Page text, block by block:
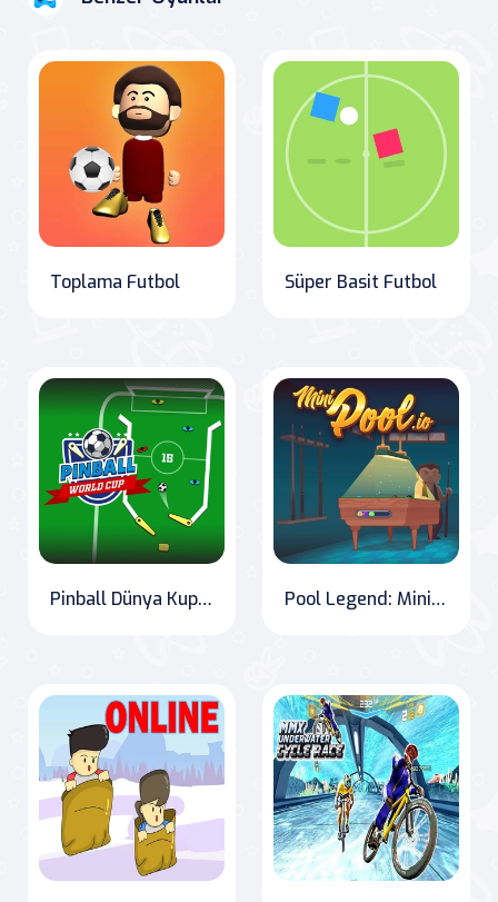
Toplama Futbol Süper Basit Futbol
Pinball Dünya Kupası Pool Legend: MiniPool.io